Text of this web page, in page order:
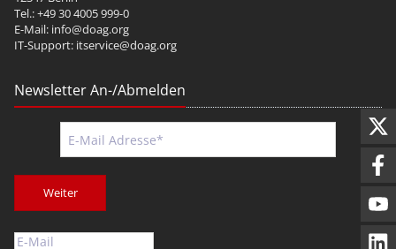
Tel.: +49 30 4005 999-0
E-Mail: info@doag.org
IT-Support: itservice@doag.org
Newsletter An-/Abmelden
Weiter